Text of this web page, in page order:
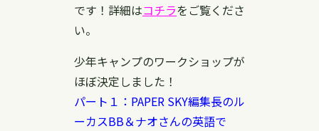
です！詳細はコチラをご覧くださ
い。
少年キャンプのワークショップが
ほぼ決定しました！
パート１：PAPER SKY編集長のル
ーカスBB＆ナオさんの英語で